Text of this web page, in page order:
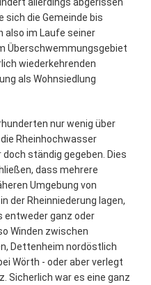
sich die Gemeinde bis
also im Laufe seiner
Überschwemmungsgebiet
wiederkehrenden
als Wohnsiedlung
nur wenig über
Rheinhochwasser
ständig gegeben. Dies
dass mehrere
Umgebung von
der Rheinniederung lagen,
entweder ganz oder
Winden zwischen
Dettenheim nordöstlich
Wörth - oder aber verlegt
Sicherlich war es eine ganz